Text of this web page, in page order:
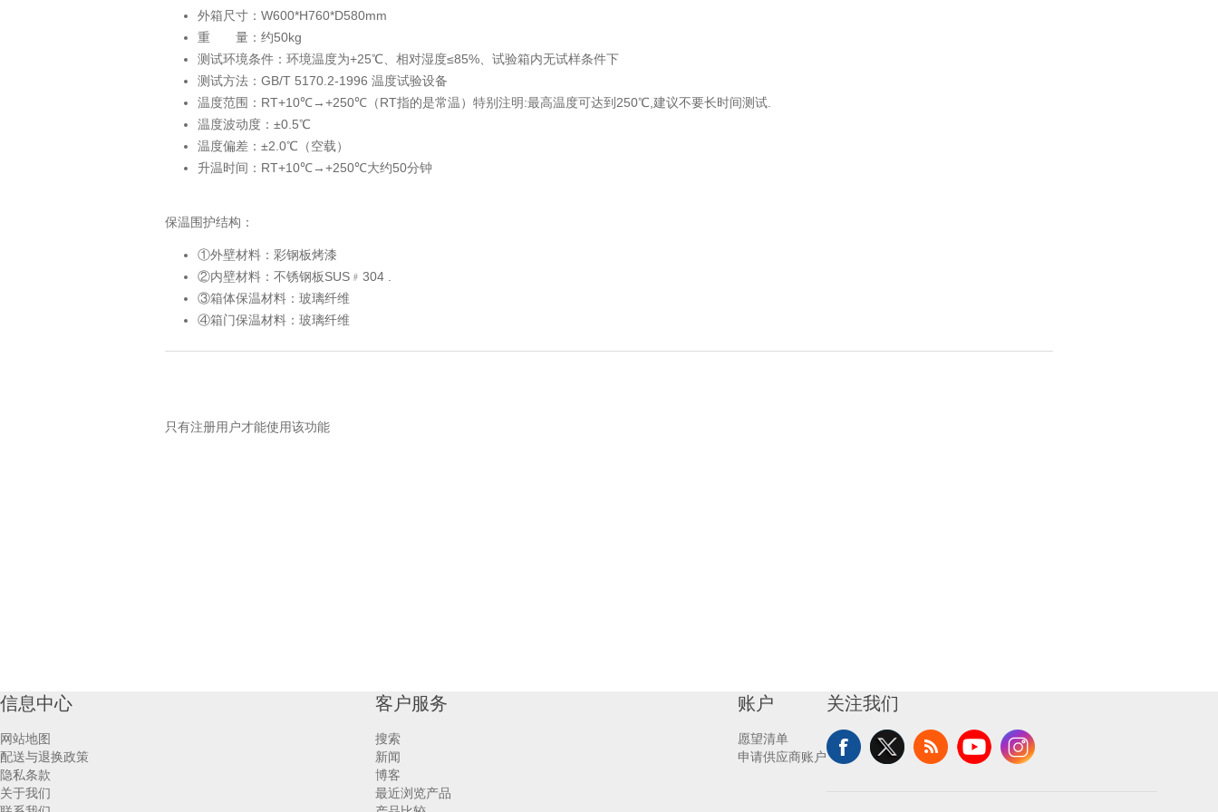
外箱尺寸：W600*H760*D580mm
重 量：约50kg
测试环境条件：环境温度为+25℃、相对湿度≤85%、试验箱内无试样条件下
测试方法：GB/T 5170.2-1996 温度试验设备
温度范围：RT+10℃→+250℃（RT指的是常温）特别注明:最高温度可达到250℃,建议不要长时间测试.
温度波动度：±0.5℃
温度偏差：±2.0℃（空载）
升温时间：RT+10℃→+250℃大约50分钟
保温围护结构：
①外壁材料：彩钢板烤漆
②内壁材料：不锈钢板SUS﹟304 .
③箱体保温材料：玻璃纤维
④箱门保温材料：玻璃纤维
只有注册用户才能使用该功能
信息中心
网站地图
配送与退换政策
隐私条款
关于我们
客户服务
搜索
新闻
博客
最近浏览产品
账户
愿望清单
申请供应商账户
关注我们